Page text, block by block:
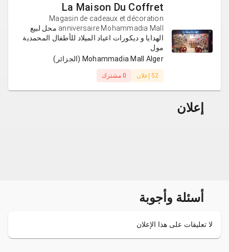
La Maison Du Coffret
Magasin de cadeaux et décoration
anniversaire Mohammadia Mall محل لبيع
الهدايا و ديكورات اعياد الميلاد للأطفال المحمدية
مول
Mohammadia Mall Alger (الجزائر)
52 إعلان 0 مشترك
إعلان
أسئلة وأجوبة
لا تعليقات على هذا الإعلان